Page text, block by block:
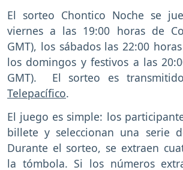
El sorteo Chontico Noche se
viernes a las 19:00 horas de
GMT), los sábados las 22:00
los domingos y festivos a las
GMT). El sorteo es
Telepacífico.
El juego es simple: los
billete y seleccionan una serie
Durante el sorteo, se extraen
la tómbola. Si los números